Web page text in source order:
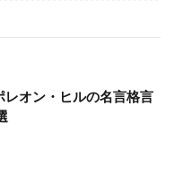
レオン・ヒルの名言格言